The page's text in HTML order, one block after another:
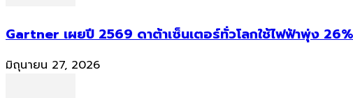
Gartner เผยปี 2569 ดาต้าเซ็นเตอร์ทั่วโลกใช้ไฟฟ้าพุ่ง
มิถุนายน 27, 2026